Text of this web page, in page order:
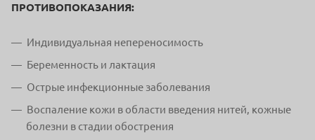
ПРОТИВОПОКАЗАНИЯ:
Индивидуальная непереносимость
Беременность и лактация
Острые инфекционные заболевания
Воспаление кожи в области введения нитей, кожные
болезни в стадии обострения